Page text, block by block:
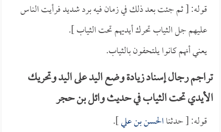
قوله: [ ثم جئت بعد ذلك في زمان فيه برد شديد فرأيت الناس
عليهم جل الثياب تحرك أيديهم تحت الثياب ].
يعني أنهم كانوا يلتحفون بالثياب.
تراجم رجال إسناد زيادة وضع اليد على اليد وتحريك
الأيدي تحت الثياب في حديث وائل بن حجر
قوله: [ حدثناالحسن بن علي].